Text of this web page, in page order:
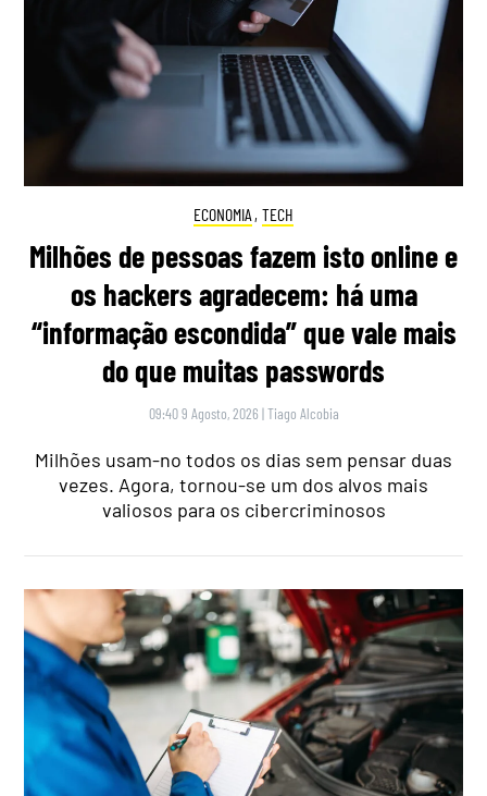
ECONOMIA , TECH
Milhões de pessoas fazem isto online e
os hackers agradecem: há uma
“informação escondida” que vale mais
do que muitas passwords
09:40 9 Agosto, 2026 |Tiago Alcobia
Milhões usam-no todos os dias sem pensar duas
vezes. Agora, tornou-se um dos alvos mais
valiosos para os cibercriminosos